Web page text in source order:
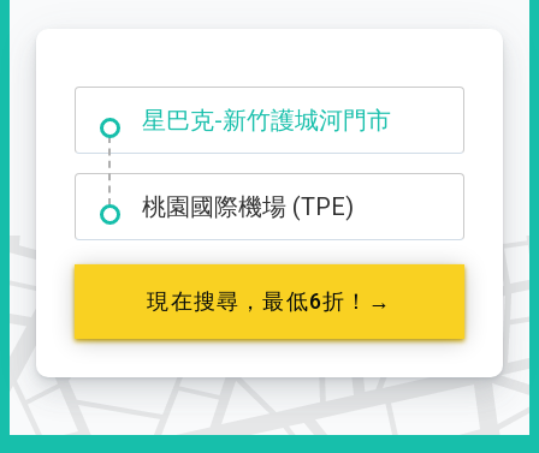
星巴克-新竹護城河門市
大霸尖山登山口
桃園國際機場 (TPE)
現在搜尋，最低6折！→